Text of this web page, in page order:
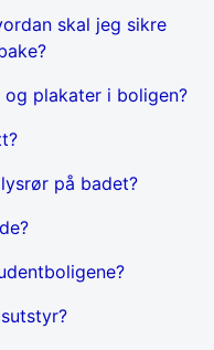
skal jeg sikre
plakater i boligen?
på badet?